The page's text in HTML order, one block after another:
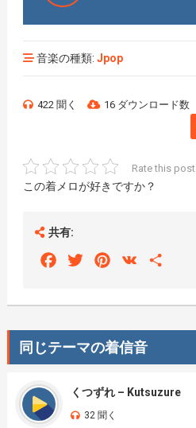
音楽の種類: Jpop
422 聞く 16 ダウンロード数
Rate this post
この着メロが好きですか？
共有:
FacebookTwitterPinterest
VK
同じテーマの着信音
くつずれ – Kutsuzure
32 聞く